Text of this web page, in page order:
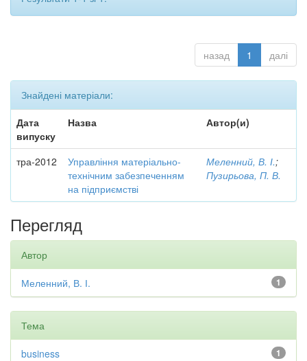
назад 1 далі
Знайдені матеріали:
Дата
випуску
Назва Автор(и)
тра-2012
Управління матеріально-
технічним забезпеченням
на підприємстві
Меленний, В. І.;
Пузирьова, П. В.
Перегляд
Автор
1
Меленний, В. І.
Тема
1
business